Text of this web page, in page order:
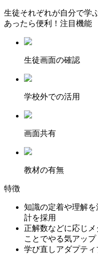
生徒それぞれが自分で学
あったら便利！注目機能
⽣徒画⾯の確認
学校外での活用
画面共有
教材の有無
特徴
知識の定着や理解
計を採用
正解数などに応じ
ことでやる気アップ
学び直しアダプテ